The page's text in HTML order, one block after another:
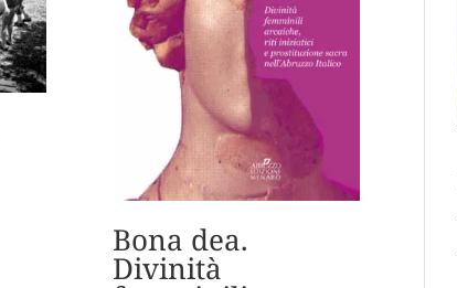
Bona dea.
Divinità